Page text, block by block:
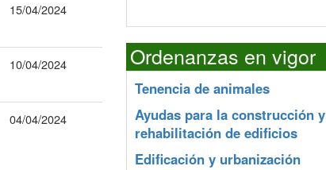
15/04/2024
10/04/2024
04/04/2024
Ordenanzas en vigor
Tenencia de animales
Ayudas para la construcción y
rehabilitación de edificios
Edificación y urbanización